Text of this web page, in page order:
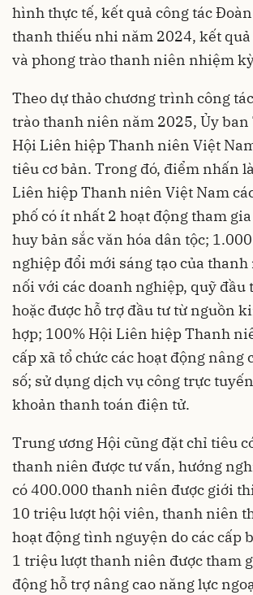
hình thực tế, kết quả công tác
thanh thiếu nhi năm 2024, kết quả
và phong trào thanh niên nhiệm
Theo dự thảo chương trình công
trào thanh niên năm 2025, Ủy
Hội Liên hiệp Thanh niên Việt
tiêu cơ bản. Trong đó, điểm nhấn
Liên hiệp Thanh niên Việt Nam
phố có ít nhất 2 hoạt động tham
huy bản sắc văn hóa dân tộc;
nghiệp đổi mới sáng tạo của
nối với các doanh nghiệp, quỹ đầu
hoặc được hỗ trợ đầu tư từ nguồn
hợp; 100% Hội Liên hiệp Thanh
cấp xã tổ chức các hoạt động nâng
số; sử dụng dịch vụ công trực
khoản thanh toán điện tử.
Trung ương Hội cũng đặt chỉ tiêu
thanh niên được tư vấn, hướng
có 400.000 thanh niên được giới
10 triệu lượt hội viên, thanh niên
hoạt động tình nguyện do các cấp
1 triệu lượt thanh niên được tham
động hỗ trợ nâng cao năng lực